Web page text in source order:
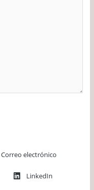
Correo electrónico
LinkedIn